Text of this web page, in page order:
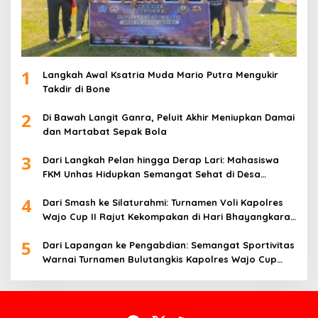
1
Langkah Awal Ksatria Muda Mario Putra Mengukir
Takdir di Bone
2
Di Bawah Langit Ganra, Peluit Akhir Meniupkan Damai
dan Martabat Sepak Bola
3
Dari Langkah Pelan hingga Derap Lari: Mahasiswa
FKM Unhas Hidupkan Semangat Sehat di Desa
4
Dari Smash ke Silaturahmi: Turnamen Voli Kapolres
Wajo Cup II Rajut Kekompakan di Hari Bhayangkara
5
Dari Lapangan ke Pengabdian: Semangat Sportivitas
Warnai Turnamen Bulutangkis Kapolres Wajo Cup